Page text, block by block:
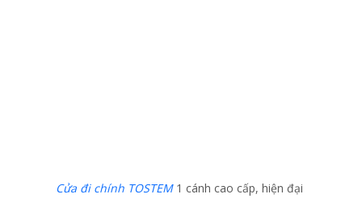
Cửa đi chính TOSTEM1 cánh cao cấp, hiện đại